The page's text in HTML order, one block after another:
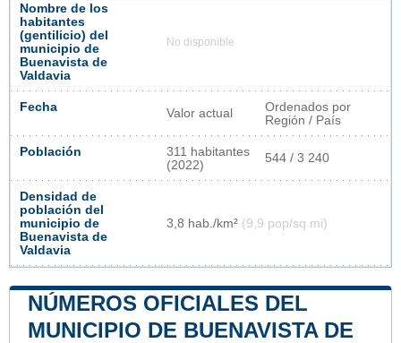
Nombre de los
habitantes
(gentilicio) del
municipio de
Buenavista de
Valdavia
No disponible
Fecha Valor actual
Ordenados por
Región / País
Población
311 habitantes
(2022)
544 / 3 240
Densidad de
población del
municipio de
Buenavista de
Valdavia
3,8 hab./km² (9,9 pop/sq mi)
NÚMEROS OFICIALES DEL
MUNICIPIO DE BUENAVISTA DE